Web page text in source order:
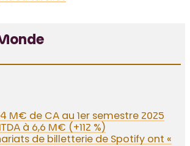
M€ de CA au 1er semestre 2025
à 6,6 M€ (+112 %)
de billetterie de Spotify ont «